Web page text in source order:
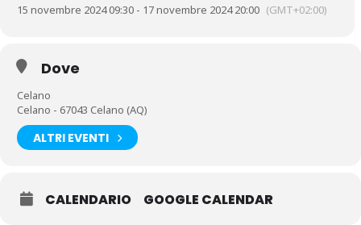
15 novembre 2024 09:30 - 17 novembre 2024 20:00 (GMT+02:00)
Dove
Celano
Celano - 67043 Celano (AQ)
ALTRI EVENTI
CALENDARIO GOOGLE CALENDAR